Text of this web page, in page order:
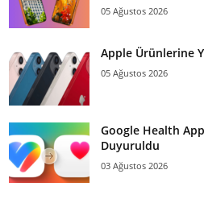
05 Ağustos 2026
Apple Ürünlerine
05 Ağustos 2026
Google Health
Duyuruldu
03 Ağustos 2026